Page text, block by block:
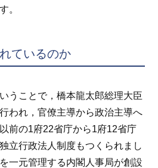
。
ているのか
うことで，橋本龍太郎総理大臣
われ，官僚主導から政治主導へ
前の1府22省庁から1府12省庁
立行政法人制度もつくられまし
一元管理する内閣人事局が創設